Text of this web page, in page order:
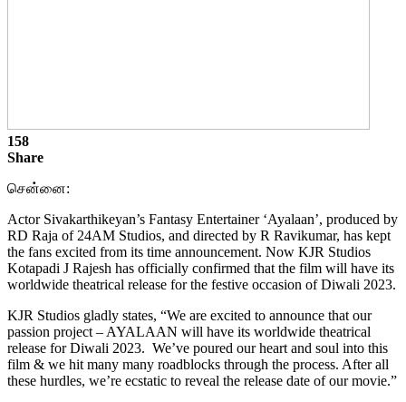
158
Share
சென்னை:
Actor Sivakarthikeyan’s Fantasy Entertainer ‘Ayalaan’, produced by
RD Raja of 24AM Studios, and directed by R Ravikumar, has kept
the fans excited from its time announcement. Now KJR Studios
Kotapadi J Rajesh has officially confirmed that the film will have its
worldwide theatrical release for the festive occasion of Diwali 2023.
KJR Studios gladly states, “We are excited to announce that our
passion project – AYALAAN will have its worldwide theatrical
release for Diwali 2023. We’ve poured our heart and soul into this
film & we hit many many roadblocks through the process. After all
these hurdles, we’re ecstatic to reveal the release date of our movie.”